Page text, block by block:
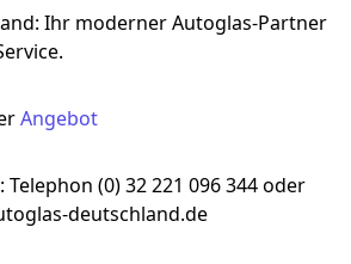
Ihr moderner Autoglas-Partner
Angebot
(0) 32 221 096 344 oder
deutschland.de